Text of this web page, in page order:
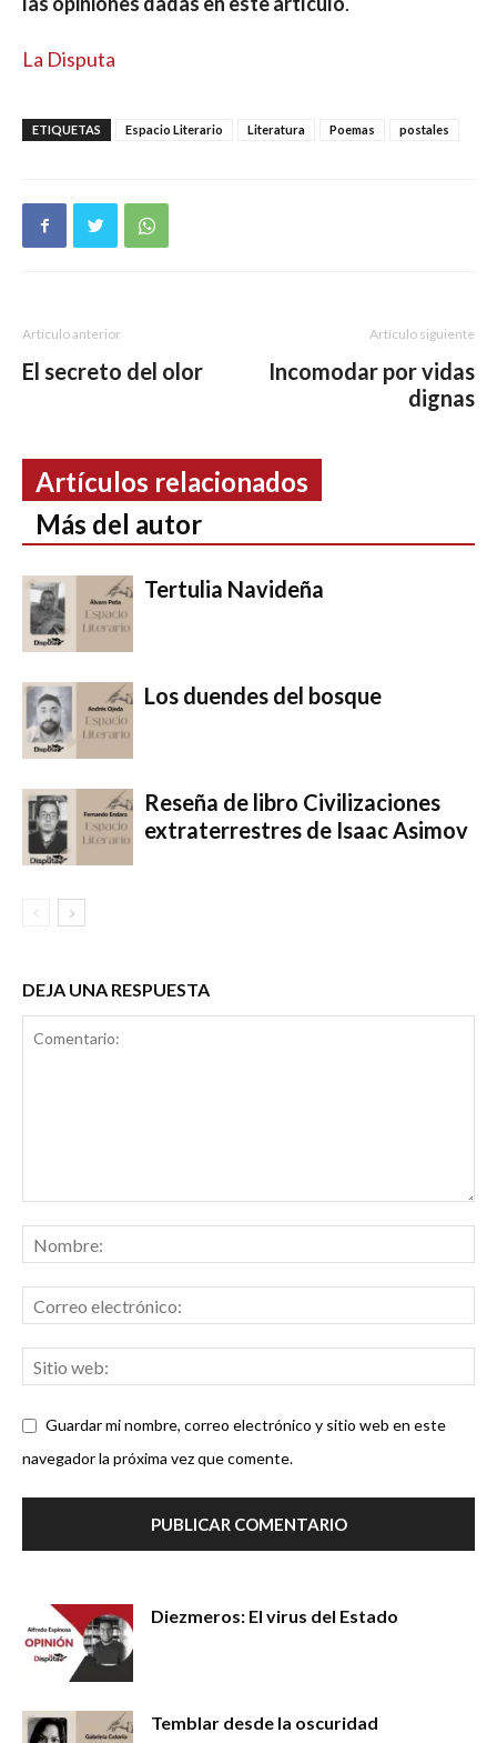
La Disputa
ETIQUETAS Espacio Literario Literatura Poemas postales
Artículo anterior
El secreto del olor
Artículo siguiente
Incomodar por vidas
dignas
Artículos relacionados
Más del autor
Tertulia Navideña
Los duendes del bosque
Reseña de libro Civilizaciones
extraterrestres de Isaac Asimov
DEJA UNA RESPUESTA
Guardar mi nombre, correo electrónico y sitio web en este
navegador la próxima vez que comente.
Diezmeros: El virus del Estado
Temblar desde la oscuridad